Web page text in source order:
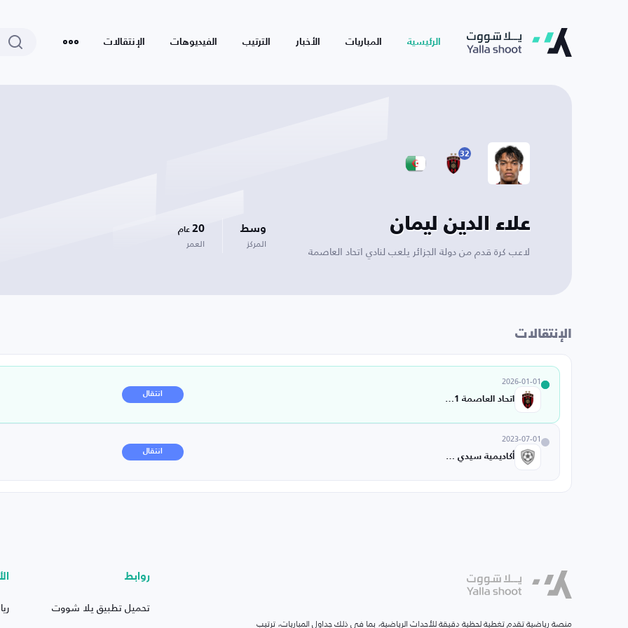
الرئيسية المباريات الأخبار الترتيب الفيديوهات الإنتقالات
32
علاء الدين ليمان
لاعب كرة قدم من دولة الجزائر يلعب لنادي اتحاد العاصمة
وسط
المركز
20 عام
العمر
الإنتقالات
2026-01-01
اتحاد العاصمة U21
انتقال
2023-07-01
أكاديمية سيدي بلعباس
انتقال
منصة رياضية تقدم تغطية لحظية دقيقة للأحداث الرياضية، بما في ذلك جداول المباريات، ترتيب
روابط
تحميل تطبيق يلا شووت